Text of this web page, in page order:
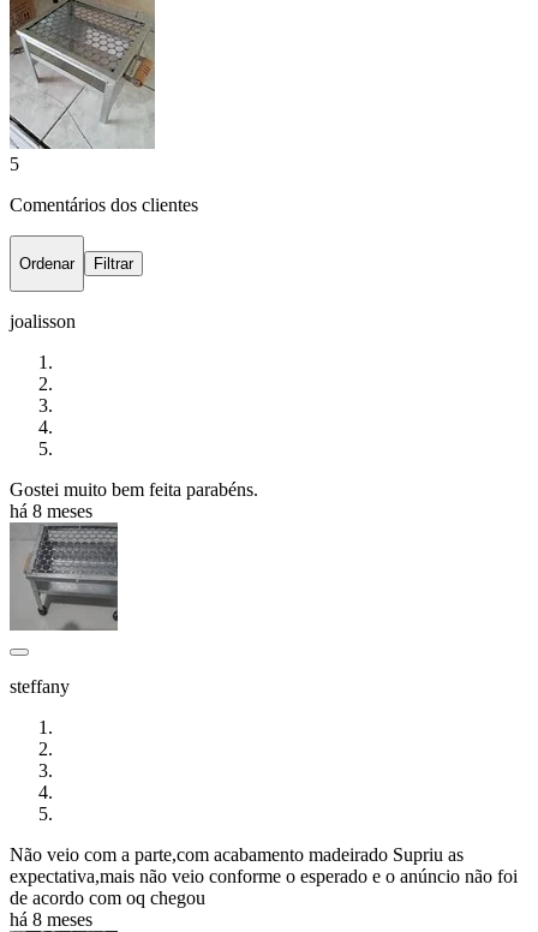
5
Comentários dos clientes
Ordenar Filtrar
joalisson
Gostei muito bem feita parabéns.
há 8 meses
steffany
Não veio com a parte,com acabamento madeirado Supriu as
expectativa,mais não veio conforme o esperado e o anúncio não foi
de acordo com oq chegou
há 8 meses